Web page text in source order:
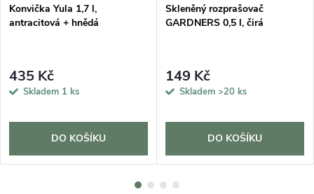
Konvička Yula 1,7 l,
antracitová + hnědá
435 Kč
Skladem 1 ks
DO KOŠÍKU
Skleněný rozprašovač
GARDNERS 0,5 l, čirá
149 Kč
Skladem >20 ks
DO KOŠÍKU